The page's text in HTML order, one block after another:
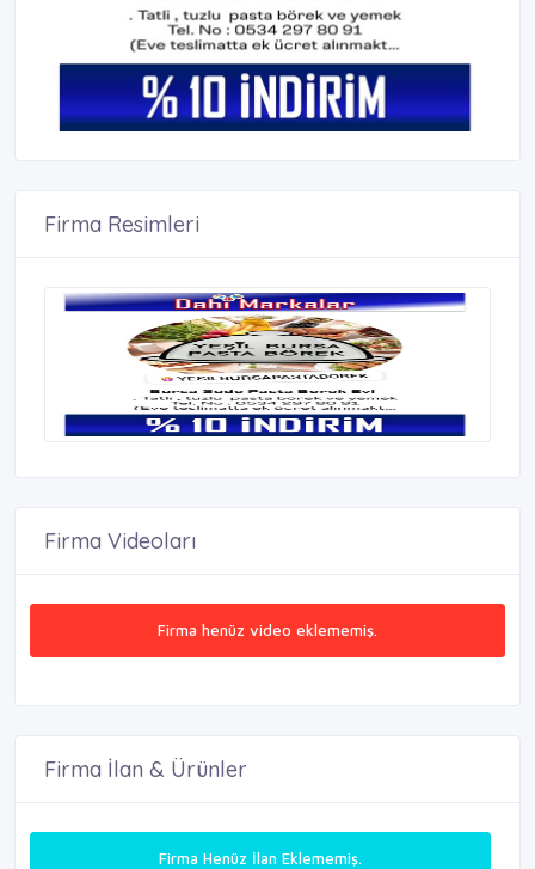
Firma Resimleri
Firma Videoları
Firma henüz video eklememiş.
Firma İlan & Ürünler
Firma Henüz İlan Eklememiş.